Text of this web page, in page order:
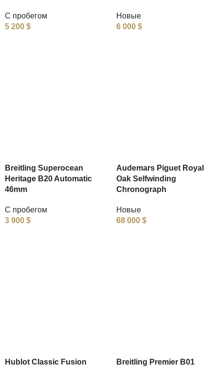
С пробегом
5 200 $
Новые
6 000 $
Breitling Superocean
Heritage B20 Automatic
46mm
С пробегом
3 900 $
Audemars Piguet Royal
Oak Selfwinding
Chronograph
Новые
68 000 $
Hublot Classic Fusion
Breitling Premier B01